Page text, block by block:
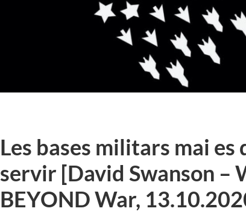
Les bases militars mai es
servir [David Swanson –
BEYOND War,